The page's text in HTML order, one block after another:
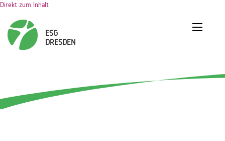
Direkt zum Inhalt